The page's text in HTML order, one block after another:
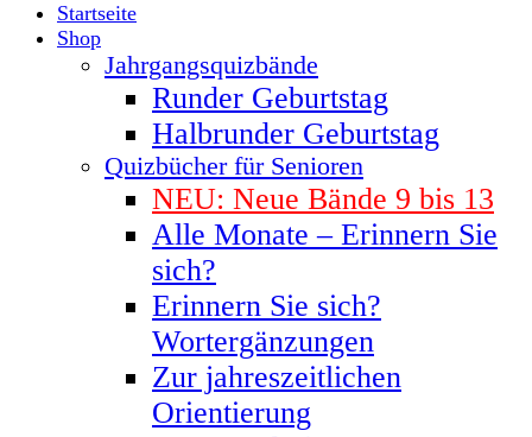
Startseite
Shop
Jahrgangsquizbände
Runder Geburtstag
Halbrunder Geburtstag
Quizbücher für Senioren
NEU: Neue Bände 9 bis 13
Alle Monate – Erinnern Sie
sich?
Erinnern Sie sich?
Wortergänzungen
Zur jahreszeitlichen
Orientierung